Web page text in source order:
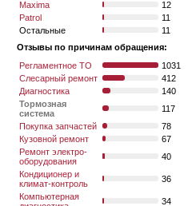
Maxima
12
Patrol
11
Остальные
11
Отзывы по причинам обращения:
Регламентное ТО
1031
Слесарный ремонт
412
Диагностика
140
Тормозная
система
117
Покупка запчастей
78
Кузовной ремонт
67
Ремонт электро-
оборудования
40
Кондиционер и
климат-контроль
36
Компьютерная
34